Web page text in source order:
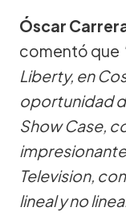
Óscar
comentó que
Liberty, en
oportunidad
Show Case,
Television,
lineal y no